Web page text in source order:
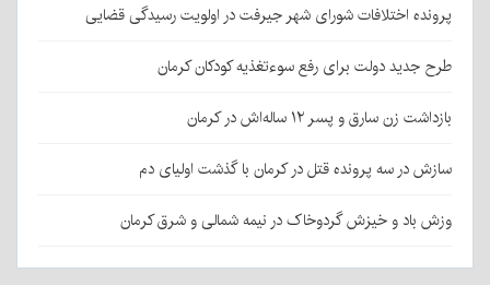
پرونده اختلافات شورای شهر جیرفت در اولویت رسیدگی قضایی
طرح جدید دولت برای رفع سوءتغذیه کودکان کرمان
بازداشت زن سارق و پسر ۱۲ ساله‌اش در کرمان
سازش در سه پرونده قتل در کرمان با گذشت اولیای دم
وزش باد و خیزش گردوخاک در نیمه شمالی و شرق کرمان